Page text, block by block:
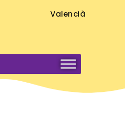
Valencià